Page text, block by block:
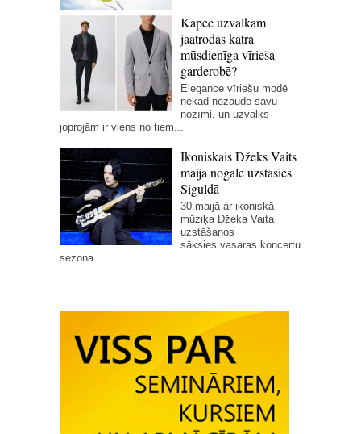
Kāpēc uzvalkam
jāatrodas katra
mūsdienīga vīrieša
garderobē?
Elegance vīriešu modē
nekad nezaudē savu
nozīmi, un uzvalks
joprojām ir viens no tiem...
Ikoniskais Džeks Vaits
maija nogalē uzstāsies
Siguldā
30.maijā ar ikoniskā
mūziķa Džeka Vaita
uzstāšanos
sāksies vasaras koncertu
sezona...